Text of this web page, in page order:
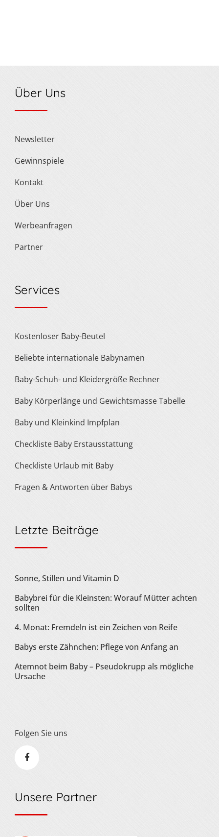
Über Uns
Newsletter
Gewinnspiele
Kontakt
Über Uns
Werbeanfragen
Partner
Services
Kostenloser Baby-Beutel
Beliebte internationale Babynamen
Baby-Schuh- und Kleidergröße Rechner
Baby Körperlänge und Gewichtsmasse Tabelle
Baby und Kleinkind Impfplan
Checkliste Baby Erstausstattung
Checkliste Urlaub mit Baby
Fragen & Antworten über Babys
Letzte Beiträge
Sonne, Stillen und Vitamin D
Babybrei für die Kleinsten: Worauf Mütter achten
sollten
4. Monat: Fremdeln ist ein Zeichen von Reife
Babys erste Zähnchen: Pflege von Anfang an
Atemnot beim Baby – Pseudokrupp als mögliche
Ursache
Folgen Sie uns
Unsere Partner